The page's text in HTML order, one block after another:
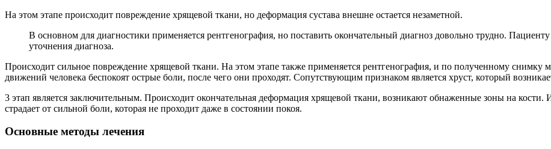
На этом этапе происходит повреждение хрящевой ткани, но деформация сустава внешне остается незаметной.
В основном для диагностики применяется рентгенография, но поставить окончательный диагноз довольно трудно.
уточнения диагноза.
Происходит сильное повреждение хрящевой ткани. На этом этапе также применяется рентгенография, и по полученному
движений человека беспокоят острые боли, после чего они проходят. Сопутствующим признаком является хруст, который
3 этап является заключительным. Происходит окончательная деформация хрящевой ткани, возникают обнаженные зоны на
страдает от сильной боли, которая не проходит даже в состоянии покоя.
Основные методы лечения